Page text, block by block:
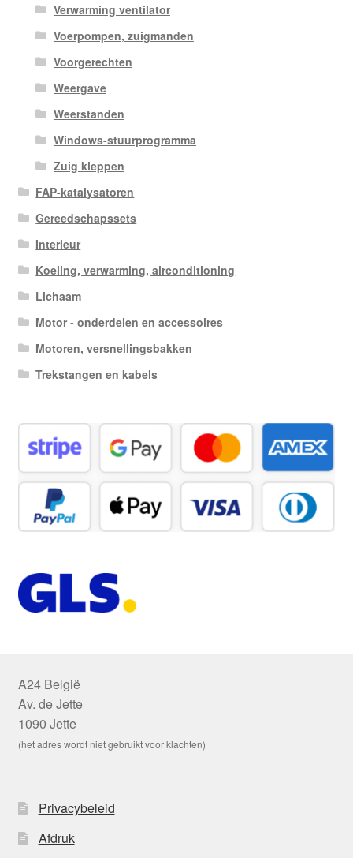
Verwarming ventilator
Voerpompen, zuigmanden
Voorgerechten
Weergave
Weerstanden
Windows-stuurprogramma
Zuig kleppen
FAP-katalysatoren
Gereedschapssets
Interieur
Koeling, verwarming, airconditioning
Lichaam
Motor - onderdelen en accessoires
Motoren, versnellingsbakken
Trekstangen en kabels
A24 België
Av. de Jette
1090 Jette
(het adres wordt niet gebruikt voor klachten)
Privacybeleid
Afdruk